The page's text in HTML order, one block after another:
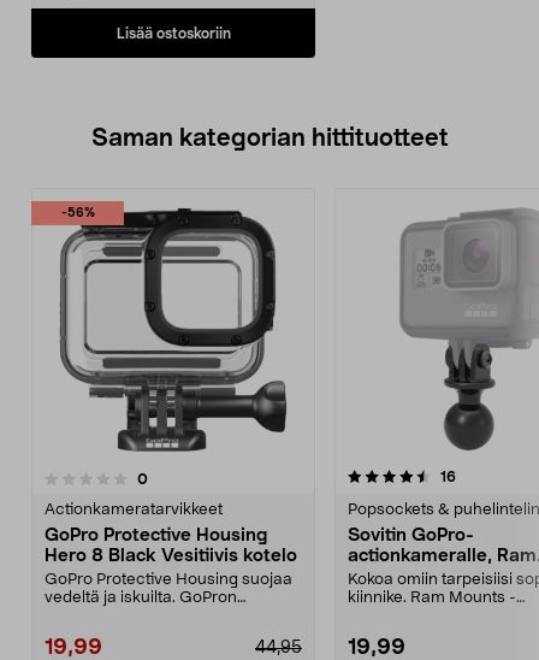
Lisää ostoskoriin
Saman kategorian hittituotteet
-56%
0arvostelut
Actionkameratarvikkeet
GoPro Protective Housing
Hero 8 Black Vesitiivis kotelo
GoPro Protective Housing suojaa
vedeltä ja iskuilta. GoPron
19,99 44,95
4.5 viidestä
16arvostelut
Popsockets &
Sovitin GoPro-
actionkameralle, Ram
Mounts
Kokoa omiin tarpeisiisi
kiinnike. Ram Mounts -
19,99
4.0 viidestä